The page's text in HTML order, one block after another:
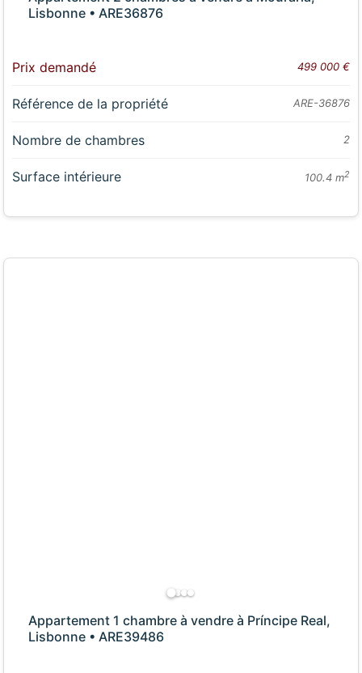
Lisbonne • ARE36876
Prix demandé 499 000 €
Référence de la propriété ARE-36876
Nombre de chambres 2
Surface intérieure 100.4 m2
Appartement 1 chambre à vendre à Príncipe Real,
Lisbonne • ARE39486